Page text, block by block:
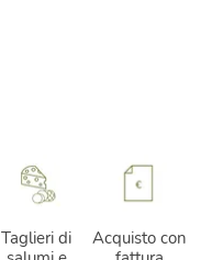
Taglieri di
Acquisto con